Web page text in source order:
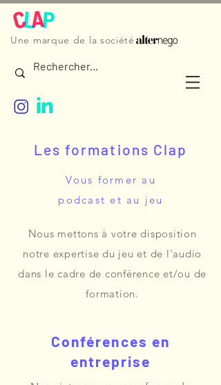
Une marque de la société
Les formations Clap
Vous former au
podcast et au jeu
Nous mettons à votre disposition
notre expertise du jeu et de l'audio
dans le cadre de conférence et/ou de
formation.
Conférences en
entreprise